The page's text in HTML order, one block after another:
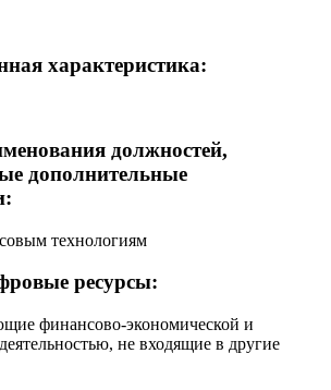
характеристика:
должностей,
дополнительные
технологиям
ресурсы:
финансово-экономической и
не входящие в другие